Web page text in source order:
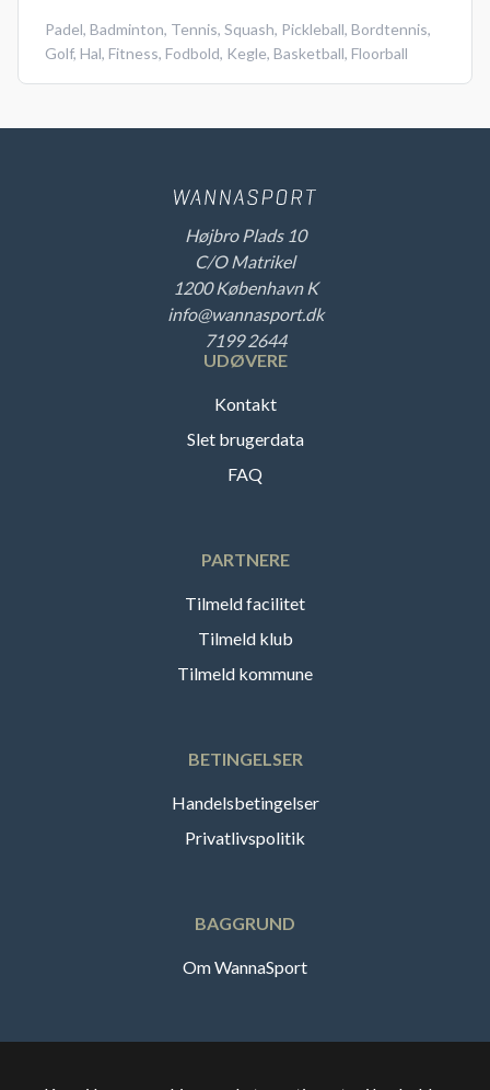
Padel, Badminton, Tennis, Squash, Pickleball, Bordtennis,
Golf, Hal, Fitness, Fodbold, Kegle, Basketball, Floorball
Højbro Plads 10
C/O Matrikel
1200 København K
info@wannasport.dk
7199 2644
UDØVERE
Kontakt
Slet brugerdata
FAQ
PARTNERE
Tilmeld facilitet
Tilmeld klub
Tilmeld kommune
BETINGELSER
Handelsbetingelser
Privatlivspolitik
BAGGRUND
Om WannaSport